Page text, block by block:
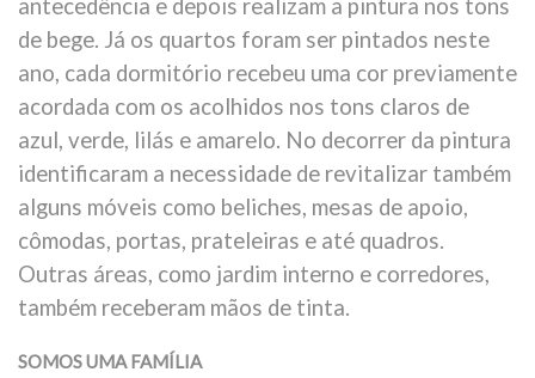
antecedência e depois realizam a pintura nos tons
de bege. Já os quartos foram ser pintados neste
ano, cada dormitório recebeu uma cor previamente
acordada com os acolhidos nos tons claros de
azul, verde, lilás e amarelo. No decorrer da pintura
identificaram a necessidade de revitalizar também
alguns móveis como beliches, mesas de apoio,
cômodas, portas, prateleiras e até quadros.
Outras áreas, como jardim interno e corredores,
também receberam mãos de tinta.
SOMOS UMA FAMÍLIA